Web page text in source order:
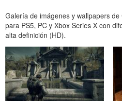
Galería de imágenes y wallpapers
para PS5, PC y Xbox Series X con
alta definición (HD).